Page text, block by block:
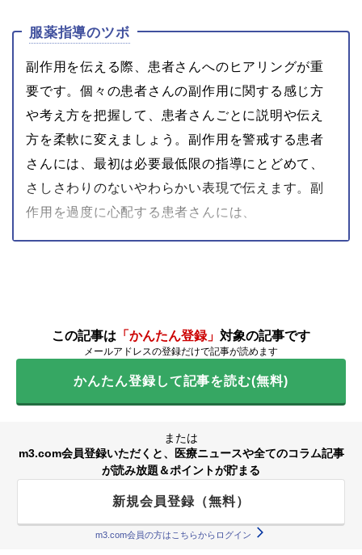
服薬指導のツボ
副作用を伝える際、患者さんへのヒアリングが重
要です。個々の患者さんの副作用に関する感じ方
や考え方を把握して、患者さんごとに説明や伝え
方を柔軟に変えましょう。副作用を警戒する患者
さんには、最初は必要最低限の指導にとどめて、
さしさわりのないやわらかい表現で伝えます。副
作用を過度に心配する患者さんには、
この記事は 「かんたん登録」 対象の記事です
メールアドレスの登録だけで記事が読めます
かんたん登録して記事を読む(無料)
または
m3.com会員登録いただくと、医療ニュースや全てのコラム記事
が読み放題＆ポイントが貯まる
新規会員登録（無料）
m3.com会員の方はこちらからログイン